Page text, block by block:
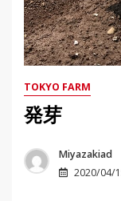
TOKYO FARM
発芽
Miyazakiad
2020/04/